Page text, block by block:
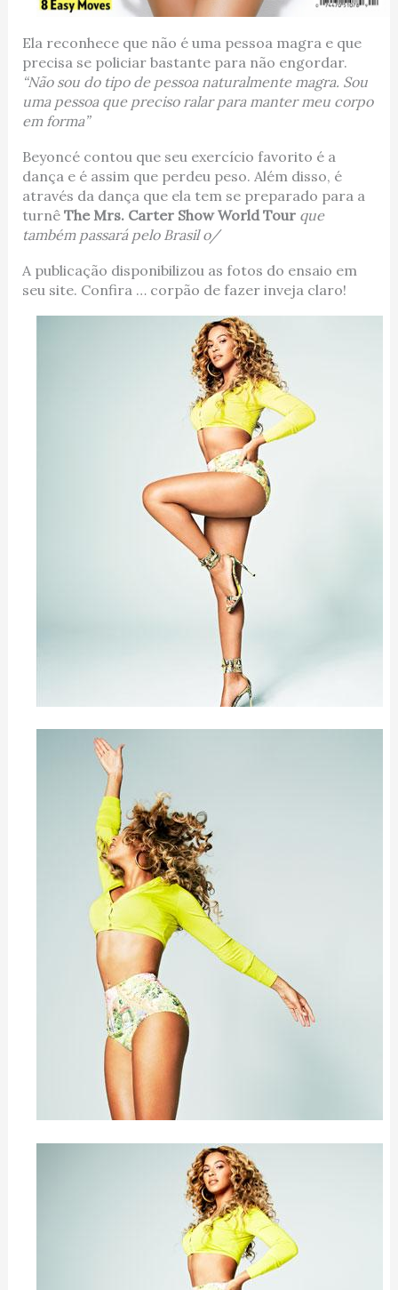
Ela reconhece que não é uma pessoa magra e que
precisa se policiar bastante para não engordar.
“Não sou do tipo de pessoa naturalmente magra. Sou
uma pessoa que preciso ralar para manter meu corpo
em forma”
Beyoncé contou que seu exercício favorito é a
dança e é assim que perdeu peso. Além disso, é
através da dança que ela tem se preparado para a
turnê The Mrs. Carter Show World Tour que
também passará pelo Brasil o/
A publicação disponibilizou as fotos do ensaio em
seu site. Confira … corpão de fazer inveja claro!